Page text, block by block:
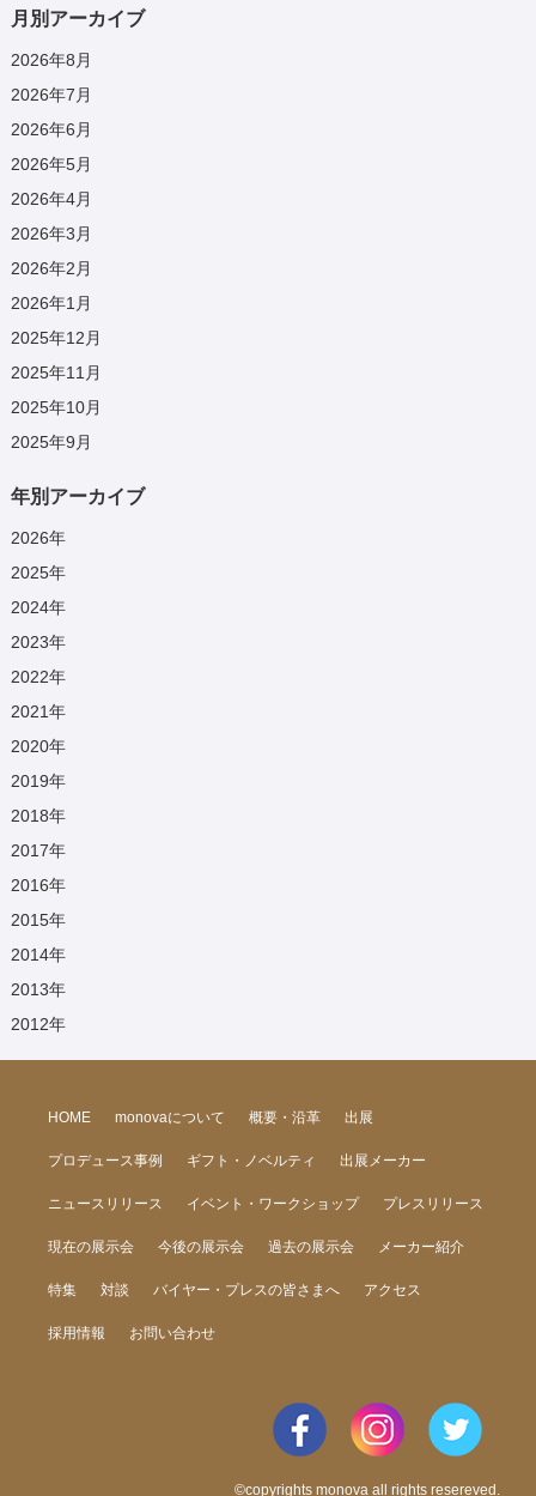
月別アーカイブ
2026年8月
2026年7月
2026年6月
2026年5月
2026年4月
2026年3月
2026年2月
2026年1月
2025年12月
2025年11月
2025年10月
2025年9月
年別アーカイブ
2026年
2025年
2024年
2023年
2022年
2021年
2020年
2019年
2018年
2017年
2016年
2015年
2014年
2013年
2012年
HOME monovaについて 概要・沿革 出展
プロデュース事例 ギフト・ノベルティ 出展メーカー
ニュースリリース イベント・ワークショップ プレスリリース
現在の展示会 今後の展示会 過去の展示会 メーカー紹介
特集 対談 バイヤー・プレスの皆さまへ アクセス
採用情報 お問い合わせ
©copyrights monova all rights resereved.